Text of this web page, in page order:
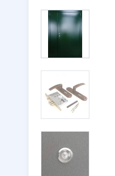
Двери с ковкой
Двери со стеклом